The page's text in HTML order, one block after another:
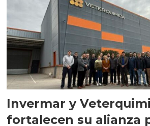
Invermar y
fortalecen su alianza